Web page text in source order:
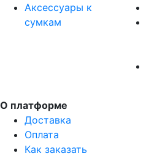
Аксессуары к
сумкам
О платформе
Доставка
Оплата
Как заказать